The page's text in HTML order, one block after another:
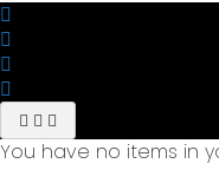
You have no items in